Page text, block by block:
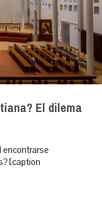
El dilema
encontrarse
[caption